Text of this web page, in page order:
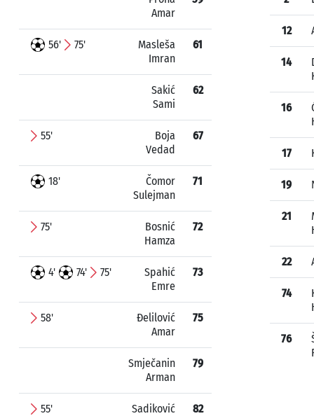
Amar
56' 75'
Masleša
Imran
61
Sakić
Sami
62
55'
Boja
Vedad
67
18'
Čomor
Sulejman
71
75'
Bosnić
Hamza
72
4' 74' 75'
Spahić
Emre
73
58'
Đelilović
Amar
75
Smječanin
Arman
79
55'
Sadiković
82
12
14
16
17
19
21
22
74
76